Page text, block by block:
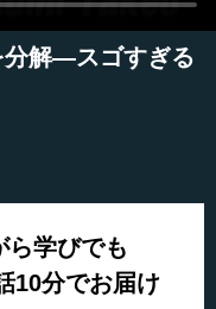
分解―スゴすぎる
ら学びでも
10分でお届け